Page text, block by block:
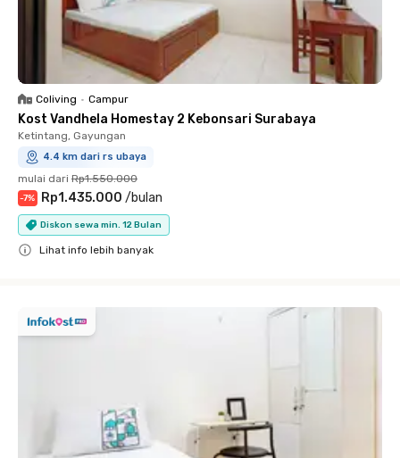
Coliving • Campur
Kost Vandhela Homestay 2 Kebonsari Surabaya
Ketintang, Gayungan
4.4 km dari rs ubaya
mulai dari Rp1.550.000
-7% Rp1.435.000 /bulan
Diskon sewa min. 12 Bulan
Lihat info lebih banyak